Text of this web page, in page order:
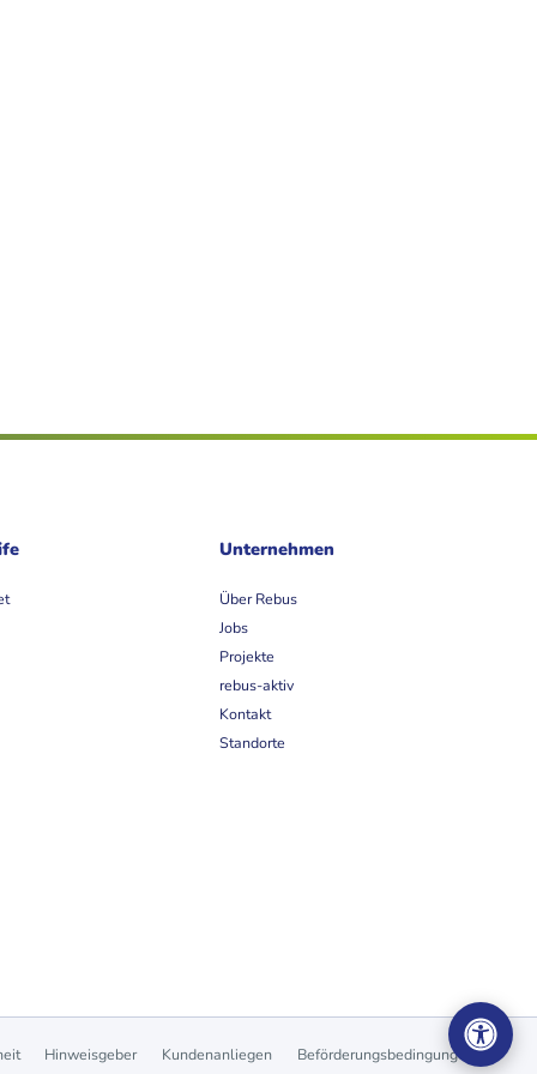
Unternehmen
Über Rebus
Jobs
Projekte
rebus-aktiv
Kontakt
Standorte
Hinweisgeber Kundenanliegen Beförderungsbedingungen